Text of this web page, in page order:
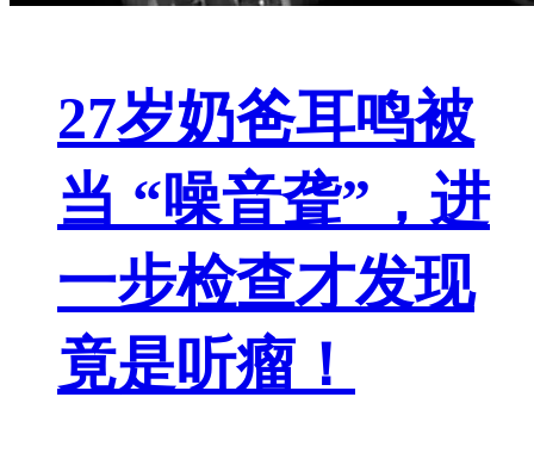
27岁奶爸耳鸣被
当 “噪音聋”，进
一步检查才发现
竟是听瘤！